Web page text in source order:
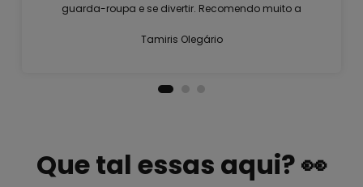
guarda-roupa e se divertir. Recomendo muito a
Tamiris Olegário
Que tal essas aqui? 👀